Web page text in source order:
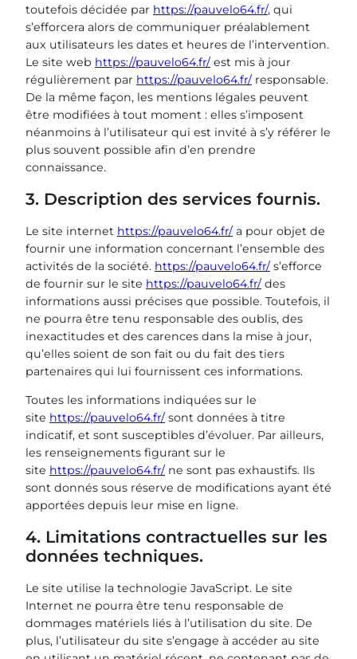
toutefois décidée par https://pauvelo64.fr/, qui
s’efforcera alors de communiquer préalablement
aux utilisateurs les dates et heures de l’intervention.
Le site web https://pauvelo64.fr/est mis à jour
régulièrement par https://pauvelo64.fr/responsable.
De la même façon, les mentions légales peuvent
être modifiées à tout moment : elles s’imposent
néanmoins à l’utilisateur qui est invité à s’y référer le
plus souvent possible afin d’en prendre
connaissance.
3. Description des services fournis.
Le site internet https://pauvelo64.fr/a pour objet de
fournir une information concernant l’ensemble des
activités de la société. https://pauvelo64.fr/s’efforce
de fournir sur le site https://pauvelo64.fr/des
informations aussi précises que possible. Toutefois, il
ne pourra être tenu responsable des oublis, des
inexactitudes et des carences dans la mise à jour,
qu’elles soient de son fait ou du fait des tiers
partenaires qui lui fournissent ces informations.
Toutes les informations indiquées sur le
site https://pauvelo64.fr/sont données à titre
indicatif, et sont susceptibles d’évoluer. Par ailleurs,
les renseignements figurant sur le
site https://pauvelo64.fr/ne sont pas exhaustifs. Ils
sont donnés sous réserve de modifications ayant été
apportées depuis leur mise en ligne.
4. Limitations contractuelles sur les
données techniques.
Le site utilise la technologie JavaScript. Le site
Internet ne pourra être tenu responsable de
dommages matériels liés à l’utilisation du site. De
plus, l’utilisateur du site s’engage à accéder au site